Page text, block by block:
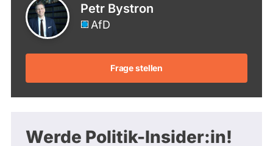
Petr Bystron
AfD
Frage stellen
Werde Politik-Insider:in!